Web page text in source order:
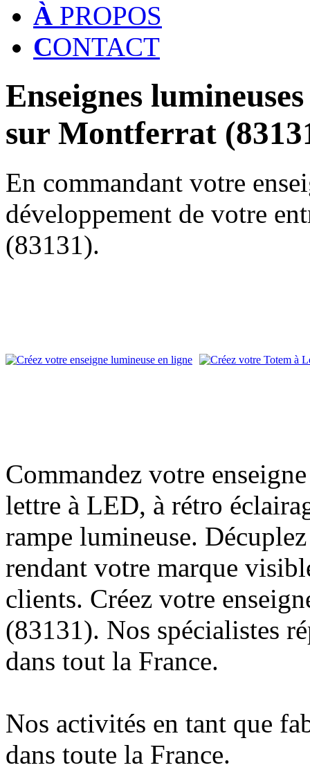
À PROPOS
CONTACT
Enseignes
sur Montferrat
En commandant votre
développement de votre
(83131).
Commandez votre
lettre à LED, à rétro
rampe lumineuse.
rendant votre marque
clients. Créez votre
(83131). Nos spécialistes
dans tout la France.
Nos activités en tant que
dans toute la France.